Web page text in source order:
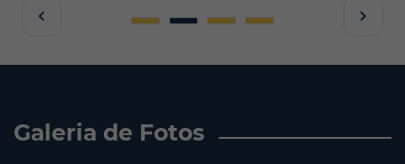
Galeria de Fotos